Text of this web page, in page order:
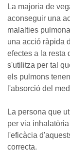
La majoria de
aconseguir una
malalties
una acció ràpida
efectes a la resta
s'utilitza per tal
els pulmons
l'absorció del
La persona que
per via
l'eficàcia
correcta.